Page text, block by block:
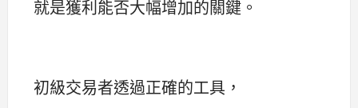
就是獲利能否大幅增加的關鍵。
初級交易者透過正確的工具，